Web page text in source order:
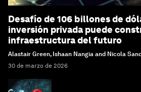
Desafío de 106 billones de
inversión privada puede
infraestructura del futuro
Alastair Green, Ishaan Nangia and Nicola
30 de marzo de 2026